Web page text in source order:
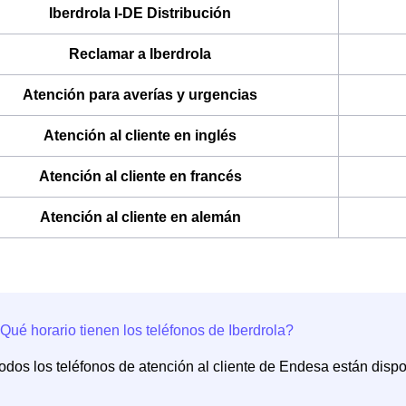
Iberdrola I-DE Distribución
Reclamar a Iberdrola
Atención para averías y urgencias
Atención al cliente en inglés
Atención al cliente en francés
Atención al cliente en alemán
los teléfonos de atención al cliente de Endesa están